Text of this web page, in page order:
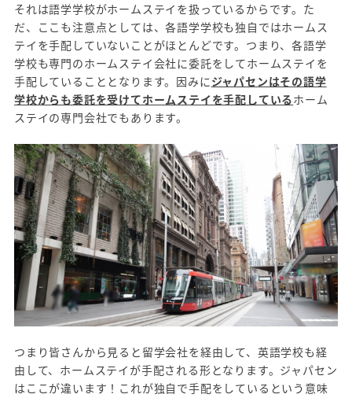
それは語学学校がホームステイを扱っているからです。た
だ、ここも注意点としては、各語学学校も独自ではホームス
テイを手配していないことがほとんどです。つまり、各語学
学校も専門のホームステイ会社に委託をしてホームステイを
手配していることとなります。因みにジャパセンはその語学
学校からも委託を受けてホームステイを手配しているホーム
ステイの専門会社でもあります。
つまり皆さんから見ると留学会社を経由して、英語学校も経
由して、ホームステイが手配される形となります。ジャパセン
はここが違います！これが独自で手配をしているという意味